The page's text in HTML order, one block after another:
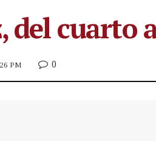
del cuarto
PM 0